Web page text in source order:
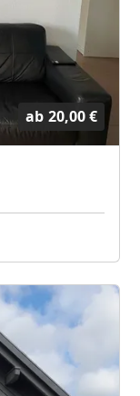
ab 20,00 €